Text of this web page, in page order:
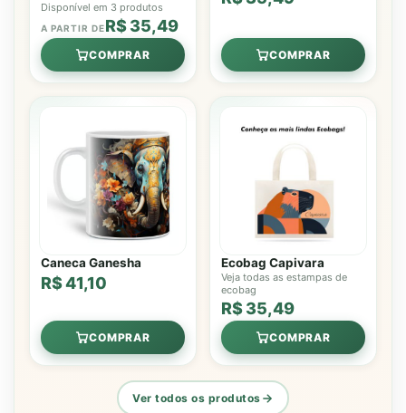
Disponível em 3 produtos
A PARTIR DER$ 35,49
COMPRAR COMPRAR
Caneca Ganesha
R$ 41,10
COMPRAR
Ecobag Capivara
Veja todas as estampas de
ecobag
R$ 35,49
COMPRAR
Ver todos os produtos